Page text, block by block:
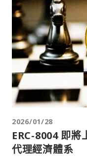
2026/01/28
ERC-8004 即
代理經濟體系